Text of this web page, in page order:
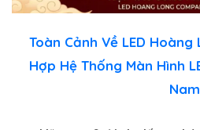
Toàn Cảnh Về LED
Hợp Hệ Thống Màn Hình
Nam